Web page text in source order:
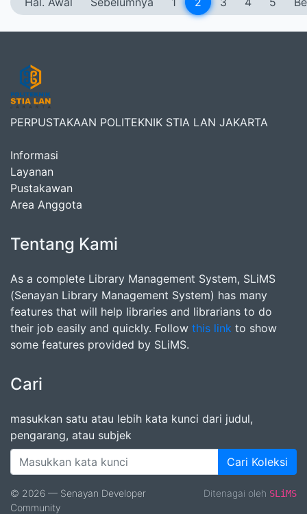
PERPUSTAKAAN POLITEKNIK STIA LAN JAKARTA
Informasi
Layanan
Pustakawan
Area Anggota
Tentang Kami
As a complete Library Management System, SLiMS
(Senayan Library Management System) has many
features that will help libraries and librarians to do
their job easily and quickly. Follow this link to show
some features provided by SLiMS.
Cari
masukkan satu atau lebih kata kunci dari judul,
pengarang, atau subjek
Cari Koleksi
© 2026 — Senayan Developer
Community
Ditenagai oleh SLiMS